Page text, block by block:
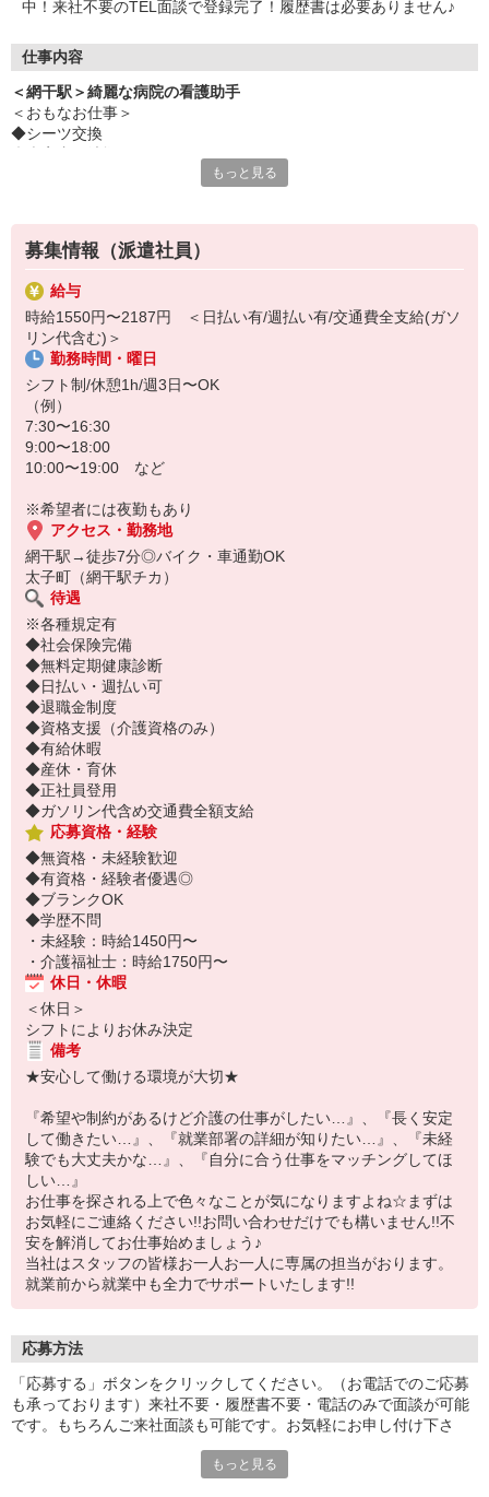
中！来社不要のTEL面談で登録完了！履歴書は必要ありません♪
仕事内容
＜網干駅＞綺麗な病院の看護助手
＜おもなお仕事＞
◆シーツ交換
シンプルな業務ばかりで未経験でも問題なし！
職場はおもに地域の方々が通う病院◎
バタバタと忙しく動き回るような忙しさは基本的にありません！
マイペースにコツコツと業務に取り組める環境です♪
もっと見る
募集情報（派遣社員）
給与
時給1550円〜2187円 ＜日払い有/週払い有/交通費全支給(ガソ
リン代含む)＞
勤務時間・曜日
シフト制/休憩1h/週3日〜OK
（例）
7:30〜16:30
9:00〜18:00
10:00〜19:00 など
※希望者には夜勤もあり
アクセス・勤務地
網干駅→徒歩7分◎バイク・車通勤OK
太子町（網干駅チカ）
待遇
※各種規定有
◆社会保険完備
◆無料定期健康診断
◆日払い・週払い可
◆退職金制度
◆資格支援（介護資格のみ）
◆有給休暇
◆産休・育休
◆正社員登用
◆ガソリン代含め交通費全額支給
応募資格・経験
◆無資格・未経験歓迎
◆有資格・経験者優遇◎
◆ブランクOK
◆学歴不問
・未経験：時給1450円〜
・介護福祉士：時給1750円〜
休日・休暇
＜休日＞
シフトによりお休み決定
備考
★安心して働ける環境が大切★
『希望や制約があるけど介護の仕事がしたい…』、『長く安定
して働きたい…』、『就業部署の詳細が知りたい…』、『未経
験でも大丈夫かな…』、『自分に合う仕事をマッチングしてほ
しい…』
お仕事を探される上で色々なことが気になりますよね☆まずは
お気軽にご連絡ください!!お問い合わせだけでも構いません!!不
安を解消してお仕事始めましょう♪
当社はスタッフの皆様お一人お一人に専属の担当がおります。
就業前から就業中も全力でサポートいたします!!
応募方法
「応募する」ボタンをクリックしてください。（お電話でのご応募
も承っております）来社不要・履歴書不要・電話のみで面談が可能
です。もちろんご来社面談も可能です。お気軽にお申し付け下さ
もっと見る